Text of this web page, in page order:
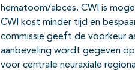
hematoom/abces. CWI is
CWI kost minder tijd en
commissie geeft de voorkeur
aanbeveling wordt gegeven
voor centrale neuraxiale